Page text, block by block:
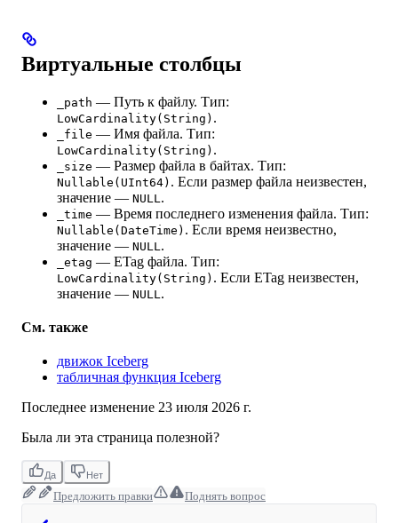
Виртуальные столбцы
_path — Путь к файлу. Тип:
LowCardinality(String) .
_file — Имя файла. Тип:
LowCardinality(String) .
_size — Размер файла в байтах. Тип:
Nullable(UInt64) . Если размер файла неизвестен,
значение — NULL .
_time — Время последнего изменения файла. Тип:
Nullable(DateTime) . Если время неизвестно,
значение — NULL .
_etag — ETag файла. Тип:
LowCardinality(String) . Если ETag неизвестен,
значение — NULL .
См. также
движок Iceberg
табличная функция Iceberg
Последнее изменение 23 июля 2026 г.
Была ли эта страница полезной?
Да Нет
Предложить правки Поднять вопрос